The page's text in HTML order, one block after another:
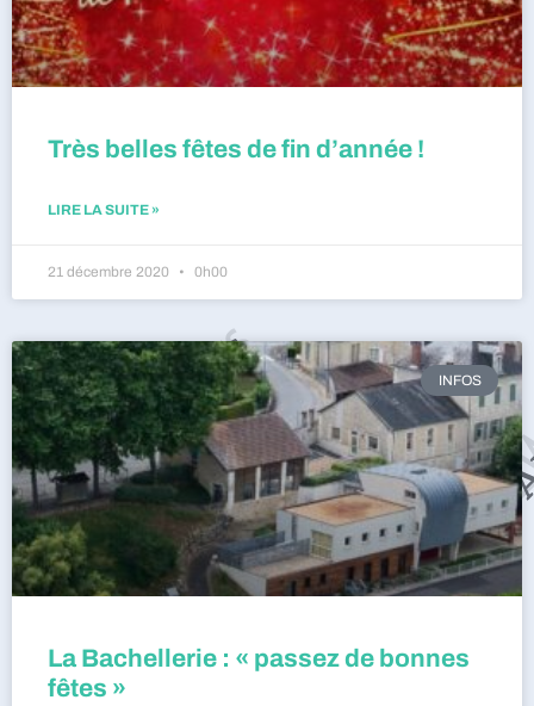
Très belles fêtes de fin d’année !
LIRE LA SUITE »
21 décembre 2020 0h00
INFOS
La Bachellerie : « passez de bonnes
fêtes »